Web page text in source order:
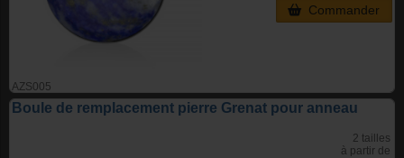
AZS005
Commander
Boule de remplacement pierre Grenat pour anneau
2 tailles
à partir de